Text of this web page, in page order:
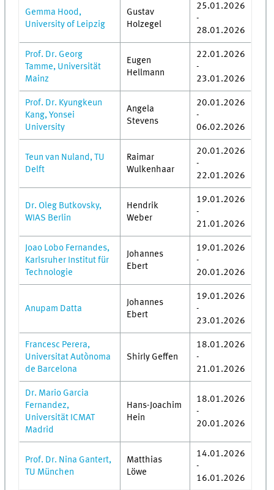
Gemma Hood,
University of Leipzig
Gustav
Holzegel
25.01.2026
-
28.01.2026
Prof. Dr. Georg
Tamme, Universität
Mainz
Eugen
Hellmann
22.01.2026
-
23.01.2026
Prof. Dr. Kyungkeun
Kang, Yonsei
University
Angela
Stevens
20.01.2026
-
06.02.2026
Teun van Nuland, TU
Delft
Raimar
Wulkenhaar
20.01.2026
-
22.01.2026
Dr. Oleg Butkovsky,
WIAS Berlin
Hendrik
Weber
19.01.2026
-
21.01.2026
Joao Lobo Fernandes,
Karlsruher Institut für
Technologie
Johannes
Ebert
19.01.2026
-
20.01.2026
Anupam Datta
Johannes
Ebert
19.01.2026
-
23.01.2026
Francesc Perera,
Universitat Autònoma
de Barcelona
Shirly Geffen
18.01.2026
-
21.01.2026
Dr. Mario Garcia
Fernandez,
Universität ICMAT
Madrid
Hans-Joachim
Hein
18.01.2026
-
20.01.2026
Prof. Dr. Nina Gantert,
TU München
Matthias
Löwe
14.01.2026
-
16.01.2026